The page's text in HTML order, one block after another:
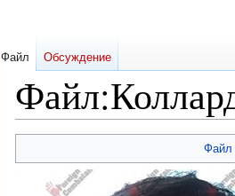
Файл:
к
навигации
к
поиску
Файл
Файл Обсуждение